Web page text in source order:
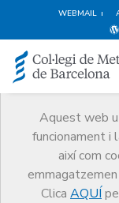
WEBMAIL
Aquest web
funcionament i
així com
Clica AQUÍ
Premis
Premis